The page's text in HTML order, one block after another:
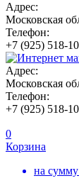
Адрес:
Московская
Телефон:
+7 (925) 518-
Адрес:
Московская
Телефон:
+7 (925) 518-
0
Корзина
на сумму